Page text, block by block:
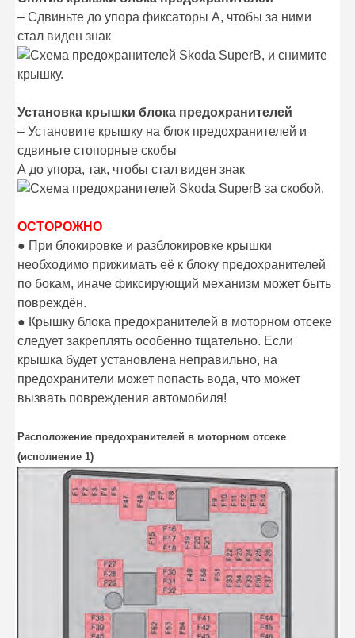
– Сдвиньте до упора фиксаторы А, чтобы за ними
стал виден знак
, и снимите
крышку.
Установка крышки блока предохранителей
– Установите крышку на блок предохранителей и
сдвиньте стопорные скобы
А до упора, так, чтобы стал виден знак
за скобой.
ОСТОРОЖНО
● При блокировке и разблокировке крышки
необходимо прижимать её к блоку предохранителей
по бокам, иначе фиксирующий механизм может быть
повреждён.
● Крышку блока предохранителей в моторном отсеке
следует закреплять особенно тщательно. Если
крышка будет установлена неправильно, на
предохранители может попасть вода, что может
вызвать повреждения автомобиля!
Расположение предохранителей в моторном отсеке
(исполнение 1)